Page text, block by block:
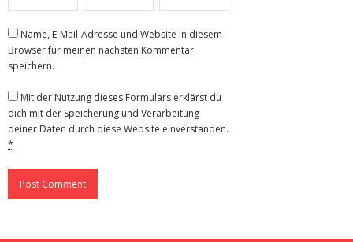
Name, E-Mail-Adresse und Website in diesem
Browser für meinen nächsten Kommentar
speichern.
Mit der Nutzung dieses Formulars erklärst du
dich mit der Speicherung und Verarbeitung
deiner Daten durch diese Website einverstanden.
*